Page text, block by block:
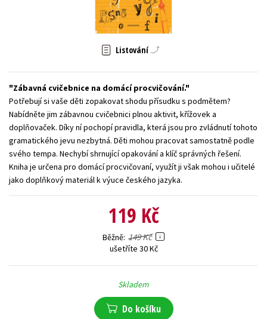
Zahraniční literatura
Všechny tituly
Listování
Zábavná cvičebnice na domácí procvičování.
Potřebují si vaše děti zopakovat shodu přísudku s podmětem?
Nabídněte jim zábavnou cvičebnici plnou aktivit, křížovek a
doplňovaček. Díky ní pochopí pravidla, která jsou pro zvládnutí tohoto
gramatického jevu nezbytná. Děti mohou pracovat samostatně podle
svého tempa. Nechybí shrnující opakování a klíč správných řešení.
Kniha je určena pro domácí procvičovaní, využít ji však mohou i učitelé
jako doplňkový materiál k výuce českého jazyka.
119 Kč
Běžně 149 Kč
ušetříte 30 Kč
Skladem
Do košíku